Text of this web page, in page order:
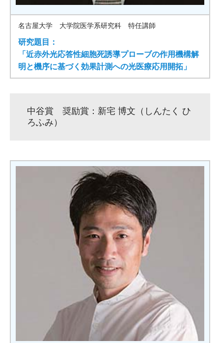
名古屋大学 大学院医学系研究科 特任講師
研究題目：
「近⾚外光応答性細胞死誘導プローブの作⽤機構解
明と機序に基づく効果計測への光医療応⽤開拓」
中谷賞 奨励賞：新宅 博⽂（しんたく ひ
ろふみ）